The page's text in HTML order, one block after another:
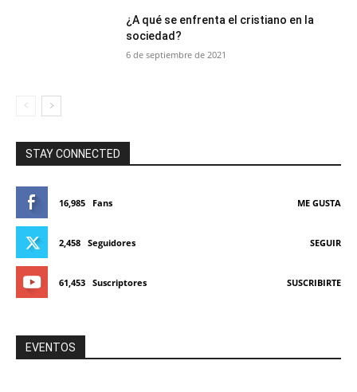
¿A qué se enfrenta el cristiano en la
sociedad?
6 de septiembre de 2021
STAY CONNECTED
16,985 Fans ME GUSTA
2,458 Seguidores SEGUIR
61,453 Suscriptores SUSCRIBIRTE
EVENTOS